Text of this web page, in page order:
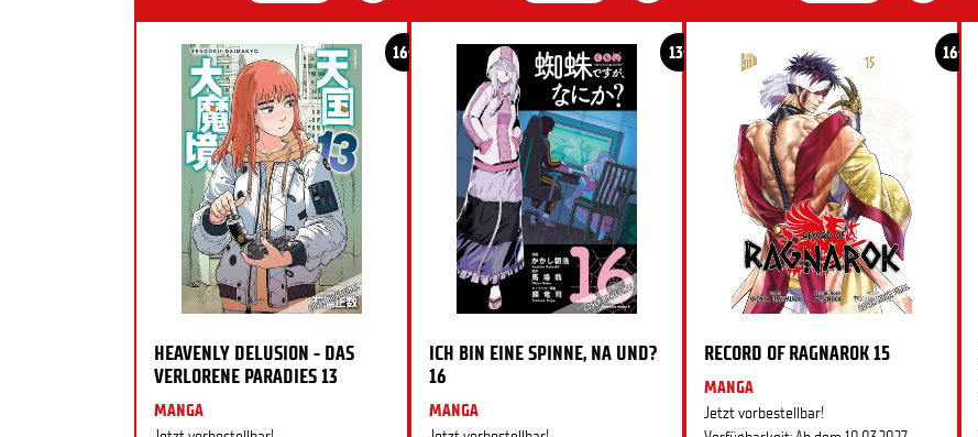
16+
HEAVENLY DELUSION - DAS
VERLORENE PARADIES 13
MANGA
13+
ICH BIN EINE SPINNE, NA UND?
16
MANGA
16+
RECORD OF RAGNAROK 15
MANGA
Jetzt vorbestellbar!